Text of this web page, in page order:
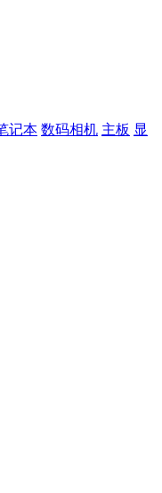
记本 数码相机 主板 显